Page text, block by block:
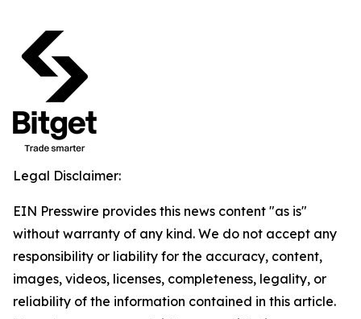
Legal Disclaimer:
EIN Presswire provides this news content "as is"
without warranty of any kind. We do not accept any
responsibility or liability for the accuracy, content,
images, videos, licenses, completeness, legality, or
reliability of the information contained in this article.